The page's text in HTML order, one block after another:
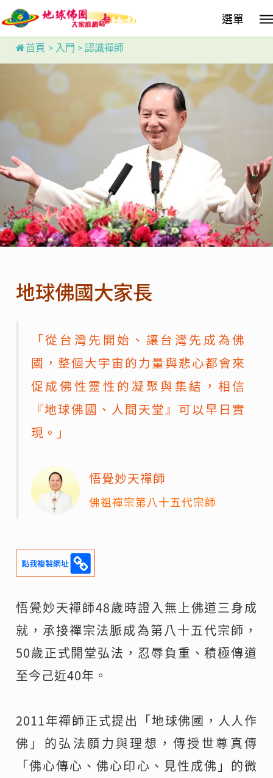
to
main
content
選單
首頁 > 入門 > 認識禪師
地球佛國大家長
「從台灣先開始、讓台灣先成為佛
國，整個大宇宙的力量與悲心都會來
促成佛性靈性的凝聚與集結，相信
『地球佛國、人間天堂』可以早日實
現。」
悟覺妙天禪師
佛祖禪宗第八十五代宗師
悟覺妙天禪師48歲時證入無上佛道三身成
就，承接禪宗法脈成為第八十五代宗師，
50歲正式開堂弘法，忍辱負重、積極傳道
至今己近40年。
2011年禪師正式提出「地球佛國，人人作
佛」的弘法願力與理想，傳授世尊真傳
「佛心傳心、佛心印心、見性成佛」的微